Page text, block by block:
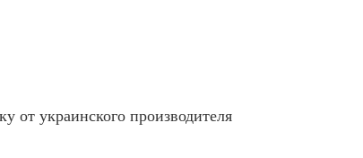
от украинского производителя